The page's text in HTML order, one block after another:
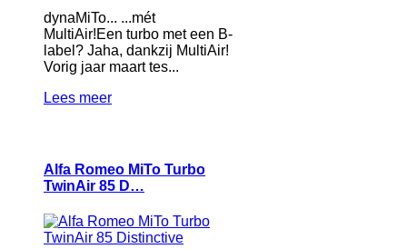
dynaMiTo... ...mét
MultiAir!Een turbo met een B-
label? Jaha, dankzij MultiAir!
Vorig jaar maart tes...
Lees meer
Alfa Romeo MiTo Turbo
TwinAir 85 D…